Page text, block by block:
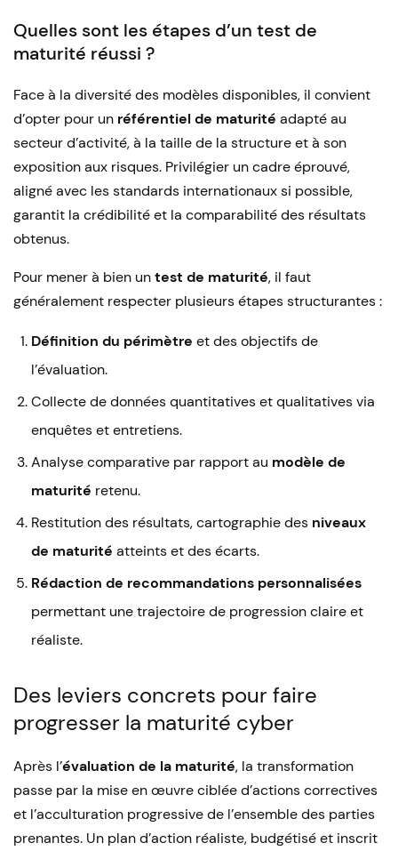
Quelles sont les étapes d’un test de
maturité réussi ?
Face à la diversité des modèles disponibles, il convient
d’opter pour un référentiel de maturité adapté au
secteur d’activité, à la taille de la structure et à son
exposition aux risques. Privilégier un cadre éprouvé,
aligné avec les standards internationaux si possible,
garantit la crédibilité et la comparabilité des résultats
obtenus.
Pour mener à bien untest de maturité, il faut
généralement respecter plusieurs étapes structurantes :
Définition du périmètre et des objectifs de
l’évaluation.
Collecte de données quantitatives et qualitatives via
enquêtes et entretiens.
Analyse comparative par rapport au modèle de
maturité retenu.
Restitution des résultats, cartographie des niveaux
de maturité atteints et des écarts.
Rédaction de recommandations personnalisées
permettant une trajectoire de progression claire et
réaliste.
Des leviers concrets pour faire
progresser la maturité cyber
Après l’évaluation de la maturité, la transformation
passe par la mise en œuvre ciblée d’actions correctives
et l’acculturation progressive de l’ensemble des parties
prenantes. Un plan d’action réaliste, budgétisé et inscrit